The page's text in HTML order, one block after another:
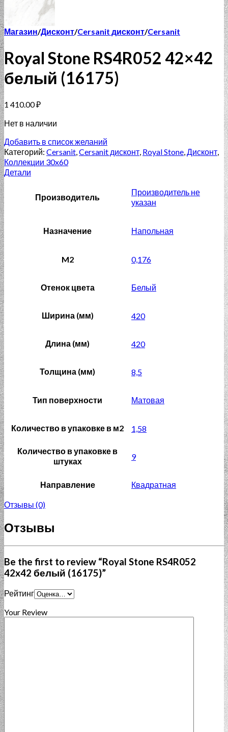
Магазин/Дисконт/Cersanit дисконт/Cersanit
Royal Stone RS4R052 42×42
белый (16175)
1 410.00₽
Нет в наличии
Добавить в список желаний
Категорий: Cersanit,Cersanit дисконт, Royal Stone,Дисконт,
Коллекции 30x60
Детали
Производитель
Производитель не
указан
Назначение Напольная
M2 0,176
Отенок цвета Белый
Ширина (мм) 420
Длина (мм) 420
Толщина (мм) 8,5
Тип поверхности Матовая
Количество в упаковке в м2 1,58
Количество в упаковке в
штуках
9
Направление Квадратная
Отзывы (0)
Отзывы
Be the first to review “Royal Stone RS4R052
42x42 белый (16175)”
Рейтинг
Your Review